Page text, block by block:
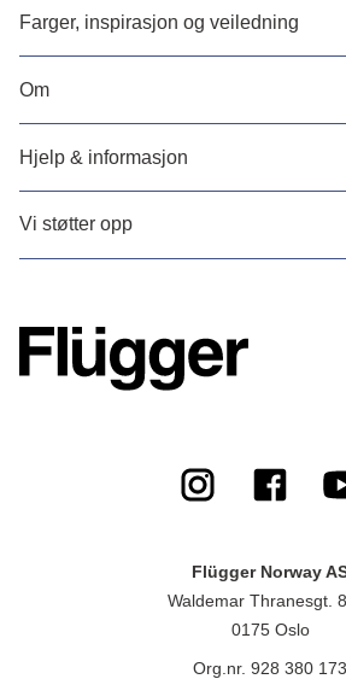
Farger, inspirasjon og veiledning
Om
Hjelp & informasjon
Vi støtter opp
Flügger Norway
Waldemar Thranesgt.
0175 Oslo
Org.nr. 928 380 173